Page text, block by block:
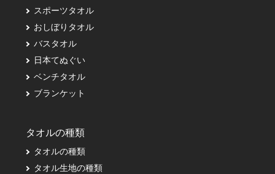
スポーツタオル
おしぼりタオル
バスタオル
日本てぬぐい
ベンチタオル
ブランケット
タオルの種類
タオルの種類
タオル生地の種類